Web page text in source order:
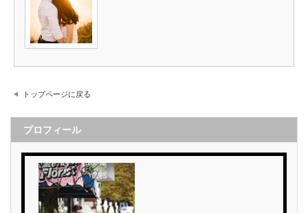
トップページに戻る
プロフィール